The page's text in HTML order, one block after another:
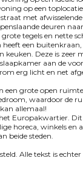
op een
met
deuren
tegels en nette
een
keuken. Deze is
aan de
erg licht en net
grote open
waardoor de
allemaal!
Europakwartier.
horeca, winkels
beide steden.
Alle tekst is